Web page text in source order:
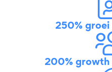
250% groei
200% growth